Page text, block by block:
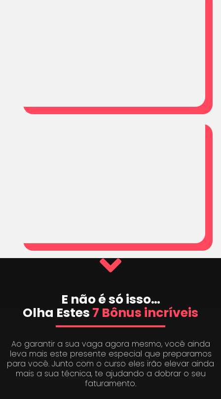
E não é só isso…
Olha Estes 7 Bônus incríveis
Ao garantir a sua vaga agora mesmo, você ainda
leva mais este presente especial que preparamos
para você. Junto com o curso eles irão elevar ainda
mais a sua técnica, te ajudando a dobrar o seu
faturamento.